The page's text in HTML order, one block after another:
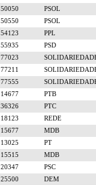
50050
PSOL
50550
PSOL
54123
PPL
55935
PSD
77023
77211
77555
14677
PTB
36326
PTC
18123
REDE
15677
MDB
13025
PT
15515
MDB
20347
PSC
25500
DEM